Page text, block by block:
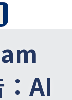
AI